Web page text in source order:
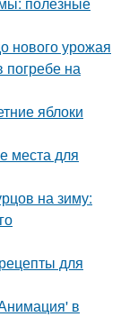
нового урожая
на
яблоки
места для
на зиму:
для
в